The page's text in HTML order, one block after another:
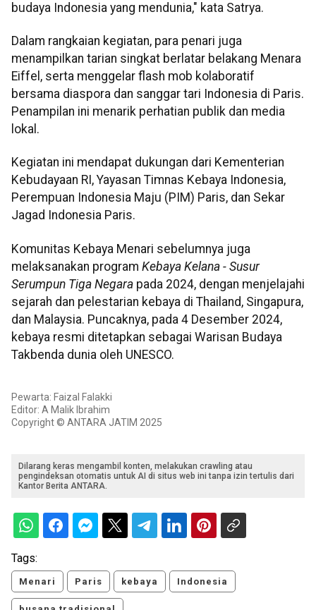
budaya Indonesia yang mendunia," kata Satrya.
Dalam rangkaian kegiatan, para penari juga
menampilkan tarian singkat berlatar belakang Menara
Eiffel, serta menggelar flash mob kolaboratif
bersama diaspora dan sanggar tari Indonesia di Paris.
Penampilan ini menarik perhatian publik dan media
lokal.
Kegiatan ini mendapat dukungan dari Kementerian
Kebudayaan RI, Yayasan Timnas Kebaya Indonesia,
Perempuan Indonesia Maju (PIM) Paris, dan Sekar
Jagad Indonesia Paris.
Komunitas Kebaya Menari sebelumnya juga
melaksanakan program Kebaya Kelana - Susur
Serumpun Tiga Negara pada 2024, dengan menjelajahi
sejarah dan pelestarian kebaya di Thailand, Singapura,
dan Malaysia. Puncaknya, pada 4 Desember 2024,
kebaya resmi ditetapkan sebagai Warisan Budaya
Takbenda dunia oleh UNESCO.
Pewarta: Faizal Falakki
Editor: A Malik Ibrahim
Copyright © ANTARA JATIM 2025
Dilarang keras mengambil konten, melakukan crawling atau
pengindeksan otomatis untuk AI di situs web ini tanpa izin tertulis dari
Kantor Berita ANTARA.
Tags:
Menari Paris kebaya Indonesia